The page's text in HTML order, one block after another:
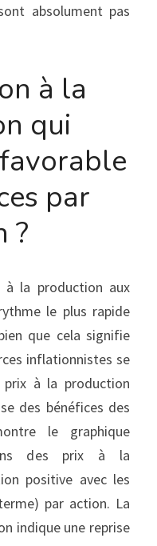
absolument pas
à la
qui
par
?
la production aux
le plus rapide
que cela signifie
inflationnistes se
prix à la production
des bénéfices des
le graphique
des prix à la
positive avec les
par action. La
indique une reprise